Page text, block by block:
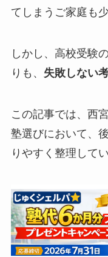
てしまうご家庭も
しかし、高校受験
りも、 失敗しない
この記事では、西
塾選びにおいて、
りやすく整理して